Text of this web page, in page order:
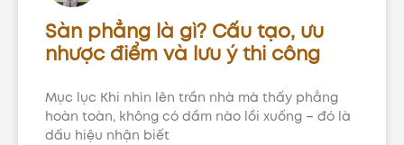
Sàn phẳng là gì? Cấu tạo, ưu
nhược điểm và lưu ý thi công
Mục lục Khi nhìn lên trần nhà mà thấy phẳng
hoàn toàn, không có dầm nào lồi xuống – đó là
dấu hiệu nhận biết